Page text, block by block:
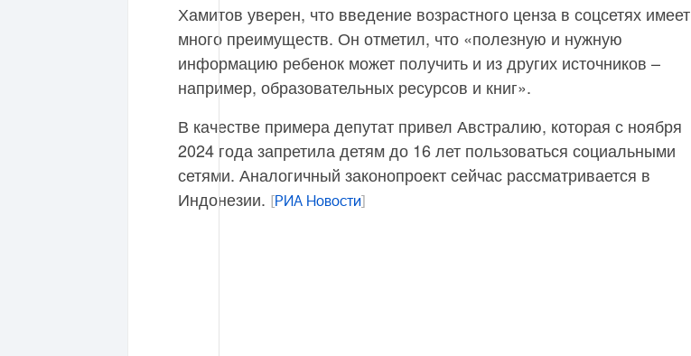
Хамитов уверен, что введение возрастного ценза в соцсетях имеет
много преимуществ. Он отметил, что «полезную и нужную
информацию ребенок может получить и из других источников –
например, образовательных ресурсов и книг».
В качестве примера депутат привел Австралию, которая с ноября
2024 года запретила детям до 16 лет пользоваться социальными
сетями. Аналогичный законопроект сейчас рассматривается в
Индонезии.
РИА Новости